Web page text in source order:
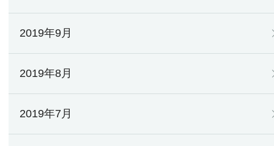
2019年9月
2019年8月
2019年7月